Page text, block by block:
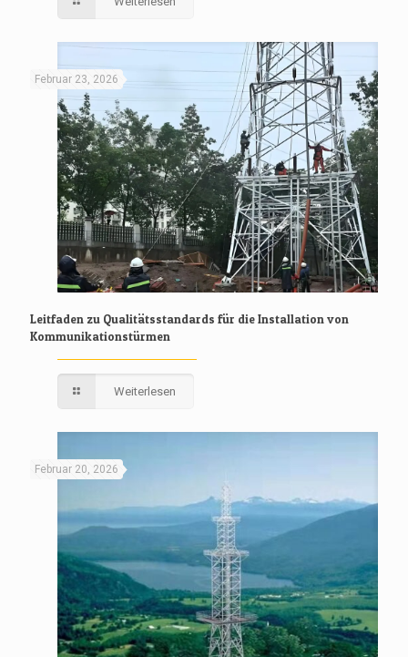
Februar 23, 2026
Leitfaden zu Qualitätsstandards für die Installation von
Kommunikationstürmen
Weiterlesen
Februar 20, 2026